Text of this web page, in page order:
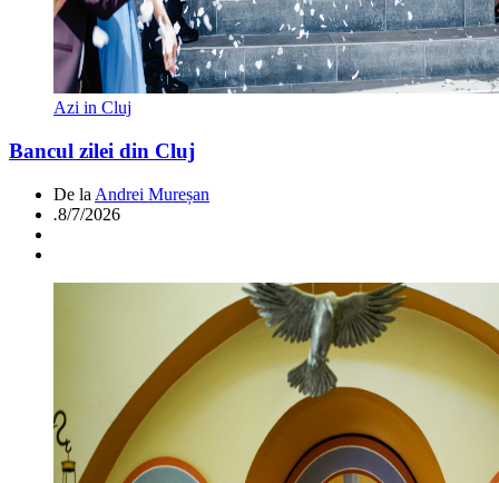
Azi in Cluj
Bancul zilei din Cluj
De la Andrei Mureșan
.8/7/2026